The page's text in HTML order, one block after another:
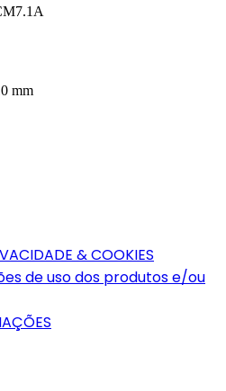
mm
& COOKIES
de uso dos produtos e/ou